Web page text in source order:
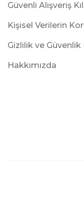
Güvenli Alışveriş
Kişisel Verilerin
Gizlilik ve Güvenlik
Hakkımızda